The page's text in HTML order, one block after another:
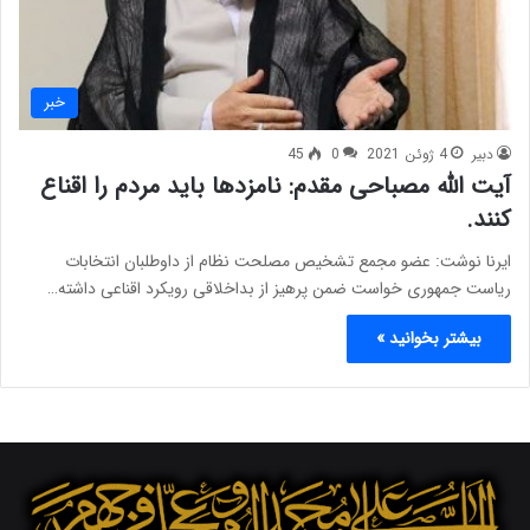
خبر
دبیر 4 ژوئن 2021 0
45
آیت الله مصباحی مقدم: نامزدها باید مردم را اقناع
کنند.
ایرنا نوشت: عضو مجمع تشخیص مصلحت نظام از داوطلبان انتخابات
ریاست جمهوری خواست ضمن پرهیز از بداخلاقی رویکرد اقناعی داشته…
بیشتر بخوانید »